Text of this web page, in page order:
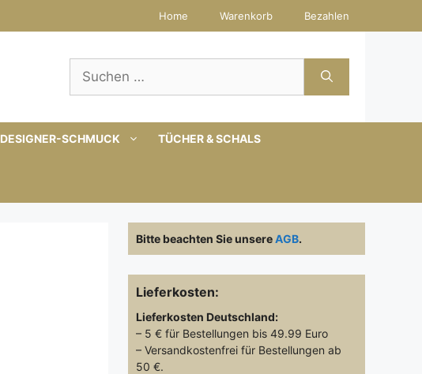
Home Warenkorb Bezahlen
Suchen
nach:
DESIGNER-SCHMUCK TÜCHER & SCHALS
Bitte beachten Sie unsereAGB.
Lieferkosten:
Lieferkosten Deutschland:
– 5 € für Bestellungen bis 49.99 Euro
– Versandkostenfrei für Bestellungen ab
50 €.